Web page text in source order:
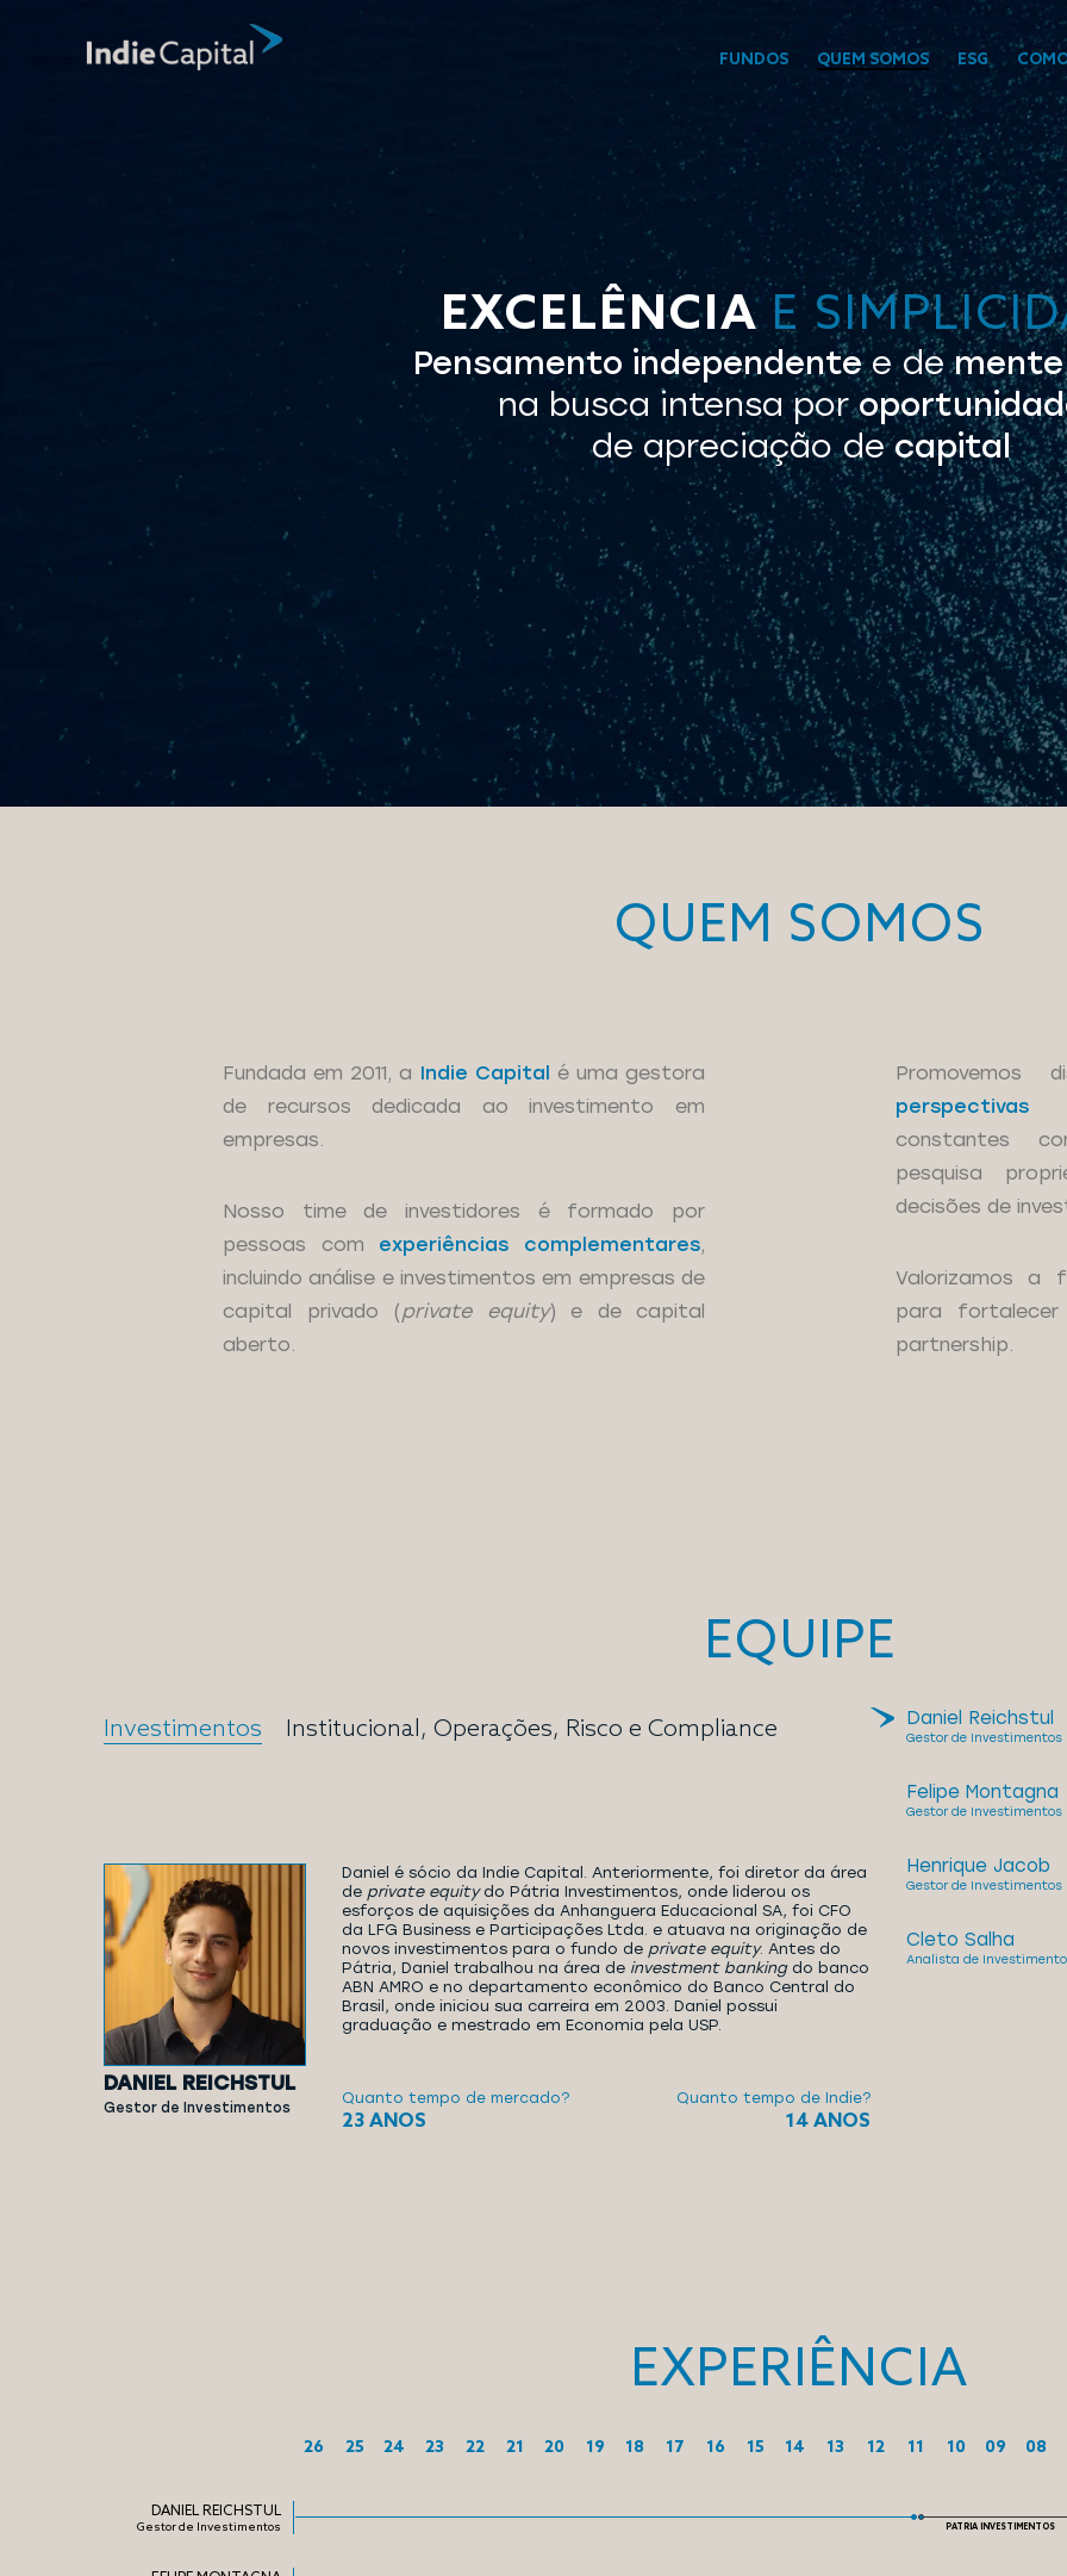
FUNDOS QUEM SOMOS ESG
EXCELÊNCIAE
Pensamento independentee de
na busca intensa por
de apreciação decapital
QUEM SOMOS
Fundada em 2011, a Indie Capital é uma gestora
de recursos dedicada ao investimento em
empresas.
Nosso time de investidores é formado por
pessoas com experiências complementares,
incluindo análise e investimentos em empresas de
capital privado (private equity) e de capital
aberto.
Promovemos
constantes
pesquisa
decisões de
Valorizamos a
para
partnership.
EQUIPE
Investimentos Institucional, Operações, Risco e Compliance
DANIEL REICHSTUL
Gestor de Investimentos
Daniel é sócio da Indie Capital. Anteriormente, foi diretor da área
de private equitydo Pátria Investimentos, onde liderou os
esforços de aquisições da Anhanguera Educacional SA, foi CFO
da LFG Business e Participações Ltda. e atuava na originação de
novos investimentos para o fundo de private equity. Antes do
Pátria, Daniel trabalhou na área de investment bankingdo banco
ABN AMRO e no departamento econômico do Banco Central do
Brasil, onde iniciou sua carreira em 2003. Daniel possui
graduação e mestrado em Economia pela USP.
Quanto tempo de mercado?
23 ANOS
Quanto tempo de Indie?
14 ANOS
Daniel Reichstul
Gestor de Investimentos
Felipe Montagna
Gestor de Investimentos
Henrique Jacob
Gestor de Investimentos
Cleto Salha
Analista de
EXPERIÊNCIA
26 25 24 23 22 21 20 19 18 17 16 15 14 13 12 11 10 09 08
DANIEL REICHSTUL
Gestor de Investimentos PATRIA INVESTIMENTOS